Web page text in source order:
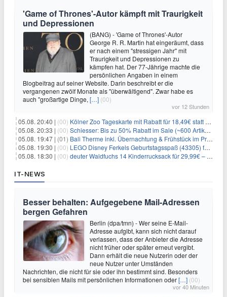
'Game of Thrones'-Autor kämpft mit Traurigkeit
und Depressionen
(BANG) - 'Game of Thrones'-Autor
George R. R. Martin hat eingeräumt, dass
er nach einem "stressigen Jahr" mit
Traurigkeit und Depressionen zu
kämpfen hat. Der 77-Jährige machte die
persönlichen Angaben in einem
Blogbeitrag auf seiner Website. Darin beschreibt er die
vergangenen zwölf Monate als "überwältigend". Zwar habe es
auch "großartige Dinge, […] (00)
vor 12 Stunden
05.08. 20:40 | (00) Kölner Zoo Tageskarte mit Rabatt für 18,49€ statt 29,50€ – einlösbar bis Dezember
05.08. 20:33 | (00) Schiesser: Bis zu 50% Rabatt im Sale (~600 Artikel zur Auswahl)
05.08. 19:47 | (01) Bali Therme inkl. Übernachtung & Frühstück im Premium Hotel (Bad Oeynhausen) ab 89€ p.P.
05.08. 19:30 | (00) LEGO Disney Ferkels Geburtstagsspaß (43305) für 29,10€
05.08. 18:30 | (00) deuter Waldfuchs 14 Kinderrucksack für 29,99€ – Amber-maple
IT-NEWS
Besser behalten: Aufgegebene Mail-Adressen
bergen Gefahren
Berlin (dpa/tmn) - Wer seine E-Mail-
Adresse aufgibt, kann sich nicht darauf
verlassen, dass der Anbieter die Adresse
nicht früher oder später erneut vergibt.
Dann erhält die neue Nutzerin oder der
neue Nutzer unter Umständen
Nachrichten, die nicht für sie oder ihn bestimmt sind. Besonders
bei sensiblen Mails mit persönlichen Informationen oder[…] (00)
vor 40 Minuten